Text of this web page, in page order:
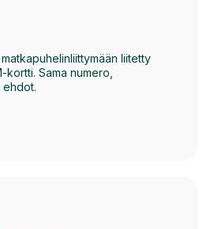
liitetty
kortti. Sama numero,
ehdot.